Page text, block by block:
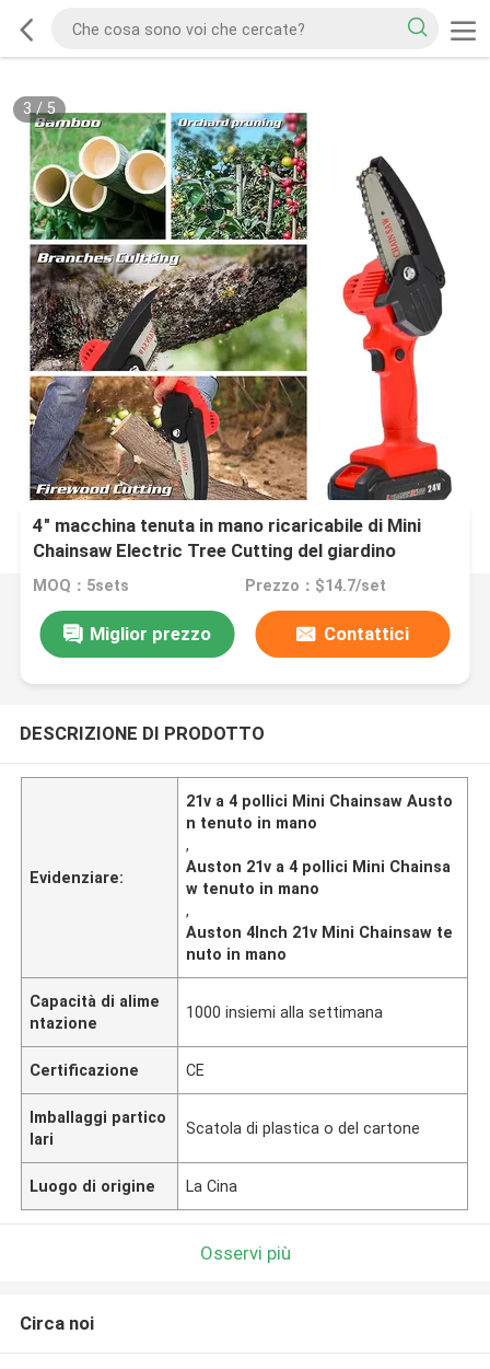
3/5
4" macchina tenuta in mano ricaricabile di Mini
Chainsaw Electric Tree Cutting del giardino
MOQ：5sets Prezzo：$14.7/set
Miglior prezzo Contattici
DESCRIZIONE DI PRODOTTO
Evidenziare:
21v a 4 pollici Mini Chainsaw Austo
n tenuto in mano
,
Auston 21v a 4 pollici Mini Chainsa
w tenuto in mano
,
Auston 4Inch 21v Mini Chainsaw te
nuto in mano
Capacità di alime
ntazione
1000 insiemi alla settimana
Certificazione CE
Imballaggi partico
lari
Scatola di plastica o del cartone
Luogo di origine La Cina
Osservi più
Circa noi